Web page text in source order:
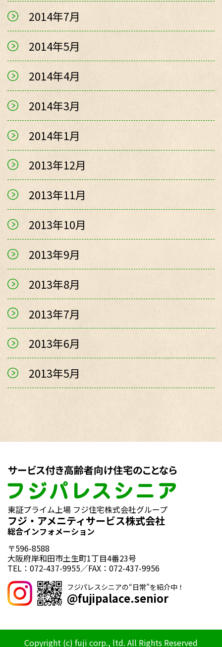
2014年7月
2014年5月
2014年4月
2014年3月
2014年1月
2013年12月
2013年11月
2013年10月
2013年9月
2013年8月
2013年7月
2013年6月
2013年5月
東証プライム上場 フジ住宅株式会社グループ
フジ・アメニティサービス株式会社
総合インフォメーション
〒596-8588
大阪府岸和田市土生町1丁目4番23号
TEL：072-437-9955／FAX：072-437-9956
フジパレスシニアの“日常”を紹介中！
@fujipalace.senior
Copyright (c) fuji corp., ltd. All Rights Reserved